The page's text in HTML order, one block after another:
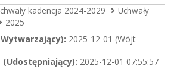
kadencja 2024-2029
Uchwały
2025
2025-12-01 (Wójt
2025-12-01 07:55:57